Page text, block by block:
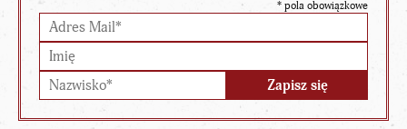
* pola obowiązkowe